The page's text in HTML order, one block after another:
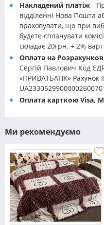
Накладений платіж -
відділенні Нова Пошта
враховувати, що при
будете сплачувати
складає 20грн. + 2%
Оплата на
Сергій Павлович Код
«ПРИВАТБАНК» Рахунок
Оплата карткою Visa,
Ми рекомендуємо